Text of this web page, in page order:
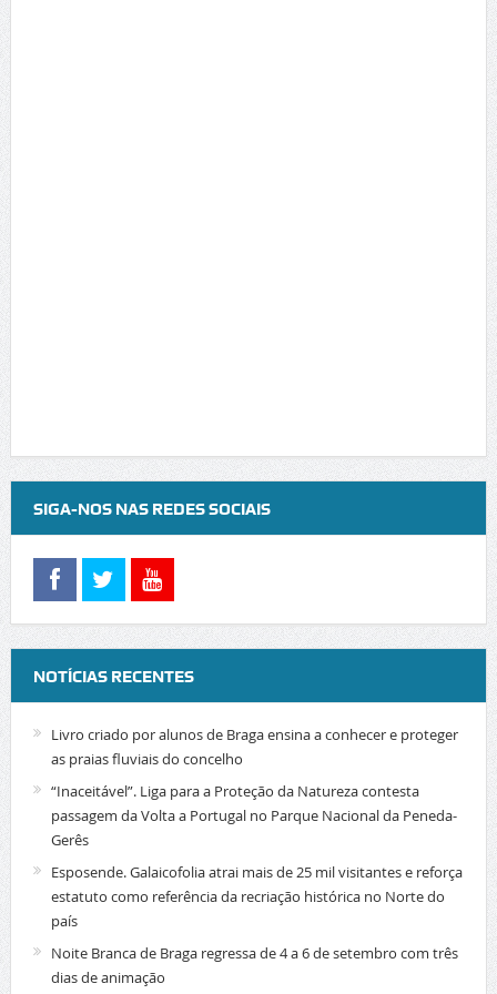
SIGA-NOS NAS REDES SOCIAIS
NOTÍCIAS RECENTES
Livro criado por alunos de Braga ensina a conhecer e proteger
as praias fluviais do concelho
“Inaceitável”. Liga para a Proteção da Natureza contesta
passagem da Volta a Portugal no Parque Nacional da Peneda-
Gerês
Esposende. Galaicofolia atrai mais de 25 mil visitantes e reforça
estatuto como referência da recriação histórica no Norte do
país
Noite Branca de Braga regressa de 4 a 6 de setembro com três
dias de animação